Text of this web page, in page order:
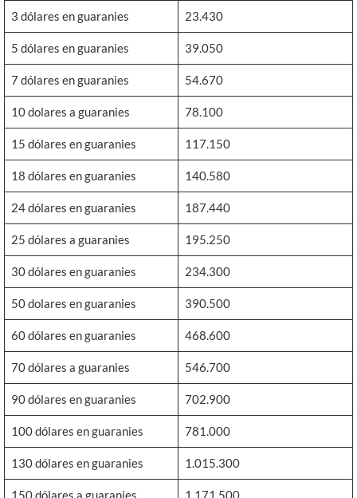
3 dólares en guaranies 23.430
5 dólares en guaranies 39.050
7 dólares en guaranies 54.670
10 dolares a guaranies 78.100
15 dólares en guaranies 117.150
18 dólares en guaranies 140.580
24 dólares en guaranies 187.440
25 dólares a guaranies 195.250
30 dólares en guaranies 234.300
50 dolares en guaranies 390.500
60 dólares en guaranies 468.600
70 dólares a guaranies 546.700
90 dólares en guaranies 702.900
100 dólares en guaranies 781.000
130 dólares en guaranies 1.015.300
150 dólares a guaranies 1.171.500